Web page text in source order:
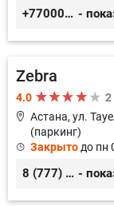
+77000700103 -
Zebra
4.0
2
Астана, ул.
(паркинг)
Закрыто до пн
8 (777) 262-66-66, 57-00-50, 79-18-92 -